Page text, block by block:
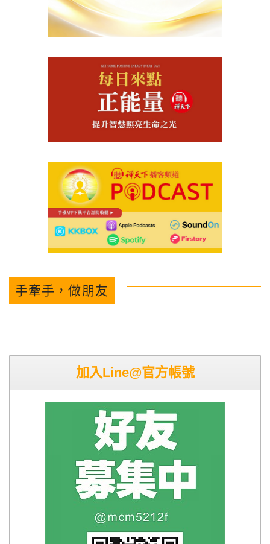
手牽手，做朋友
加入Line@官方帳號